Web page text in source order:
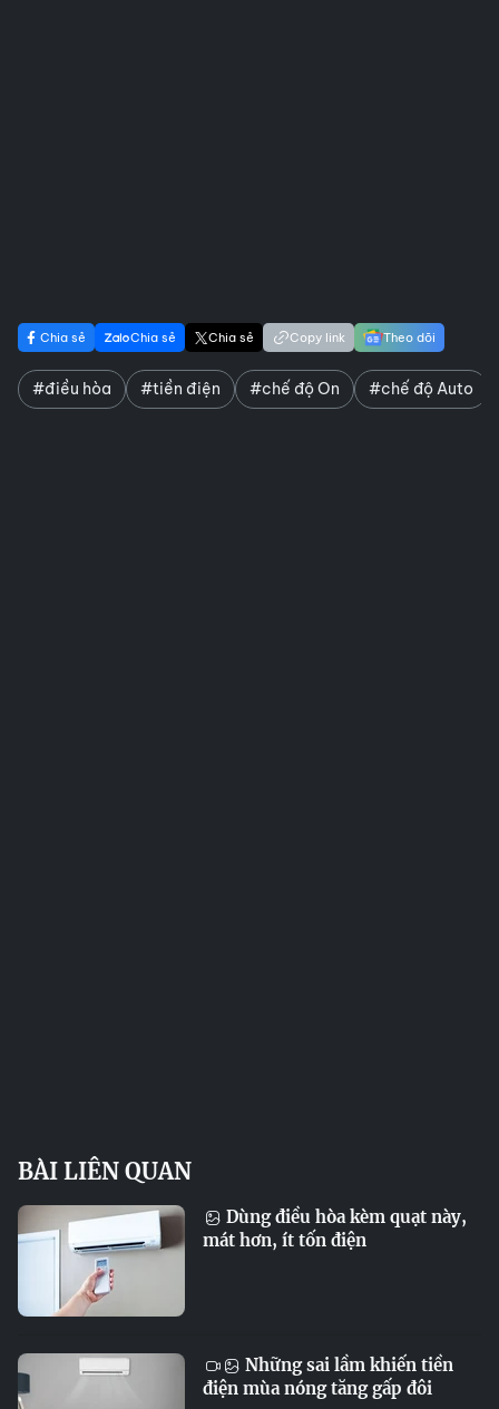
Chia sẻ Chia sẻ Chia sẻ Copy link Theo dõi
#điều hòa #tiền điện #chế độ On #chế độ Auto
BÀI LIÊN QUAN
Dùng điều hòa kèm quạt này,
mát hơn, ít tốn điện
Những sai lầm khiến tiền
điện mùa nóng tăng gấp đôi